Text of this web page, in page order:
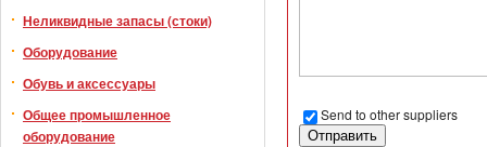
Неликвидные запасы (стоки)
Оборудование
Обувь и аксессуары
Общее промышленное
оборудование
Send to other suppliers